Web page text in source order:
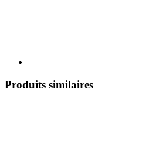
Produits similaires